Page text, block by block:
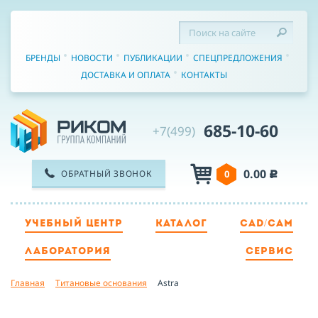
БРЕНДЫ НОВОСТИ ПУБЛИКАЦИИ
СПЕЦПРЕДЛОЖЕНИЯ
ДОСТАВКА И ОПЛАТА
КОНТАКТЫ
+7(499) 685-10-60
ОБРАТНЫЙ ЗВОНОК 0 0.00 c
УЧЕБНЫЙ ЦЕНТР КАТАЛОГ CAD/CAM
ЛАБОРАТОРИЯ СЕРВИС
Главная Титановые основания Astra